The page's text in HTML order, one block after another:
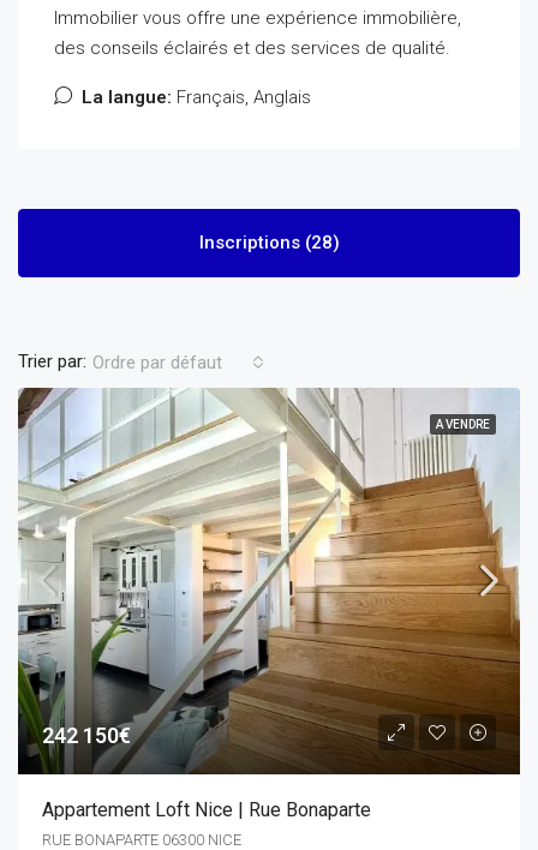
Immobilier vous offre une expérience immobilière,
des conseils éclairés et des services de qualité.
La langue: Français, Anglais
Inscriptions (28)
Trier par: Ordre par défaut
A VENDRE
242 150€
Appartement Loft Nice | Rue Bonaparte
RUE BONAPARTE 06300 NICE